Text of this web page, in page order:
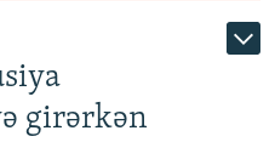
girərkən